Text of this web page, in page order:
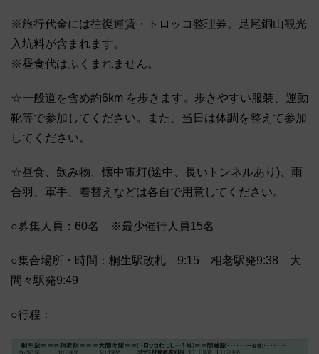
※旅行代金には往復運賃・トロッコ整理券。足尾銅山観光
入坑料が含まれます。
※昼食代はふくまれません。
☆一般道を含め約6km を歩きます。歩きやすい服装、運動
靴等で参加してください。また、当日は体調を整えて参加
してください。
☆昼食、飲み物、懐中電灯(途中、長いトンネルあり)、雨
合羽、軍手、着替えなどは各自で用意してください。
○募集人員：60名 ※最少催行人員15名
○集合場所・時間：桐生駅改札 9:15 相老駅発9:38 大
間々駅発9:49
○行程：